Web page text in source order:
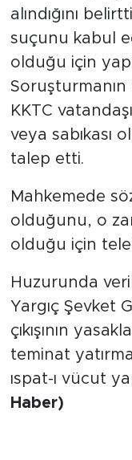
alındığını
suçunu kabul
olduğu için
Soruşturmanın
KKTC
veya sabıkası
talep etti.
Mahkemede
olduğunu, o
olduğu için
Huzurunda
Yargıç Şevket
çıkışının
teminat
ıspat-ı vücut
Haber)